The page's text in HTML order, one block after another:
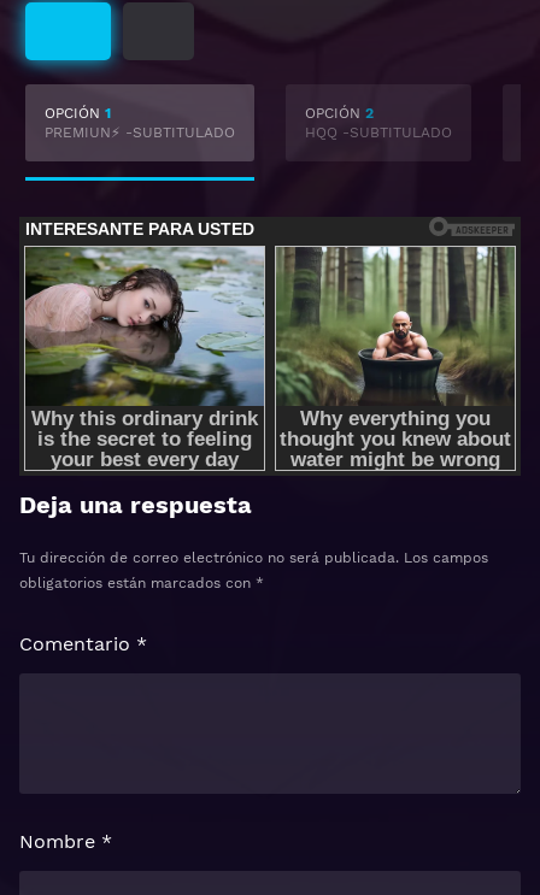
OPCIÓN 1
PREMIUN⚡ -SUBTITULADO
OPCIÓN 2
HQQ -SUBTITULADO
Deja una respuesta
Tu dirección de correo electrónico no será publicada. Los campos
obligatorios están marcados con *
Comentario *
Nombre *